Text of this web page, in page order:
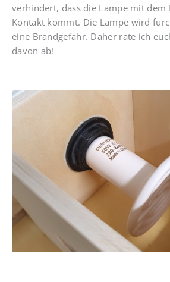
verhindert, dass die Lampe mit dem
Kontakt kommt. Die Lampe wird
eine Brandgefahr. Daher rate ich
davon ab!